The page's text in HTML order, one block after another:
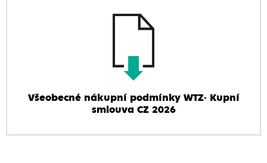
Všeobecné nákupní podmínky WTZ- Kupní
smlouva CZ 2026